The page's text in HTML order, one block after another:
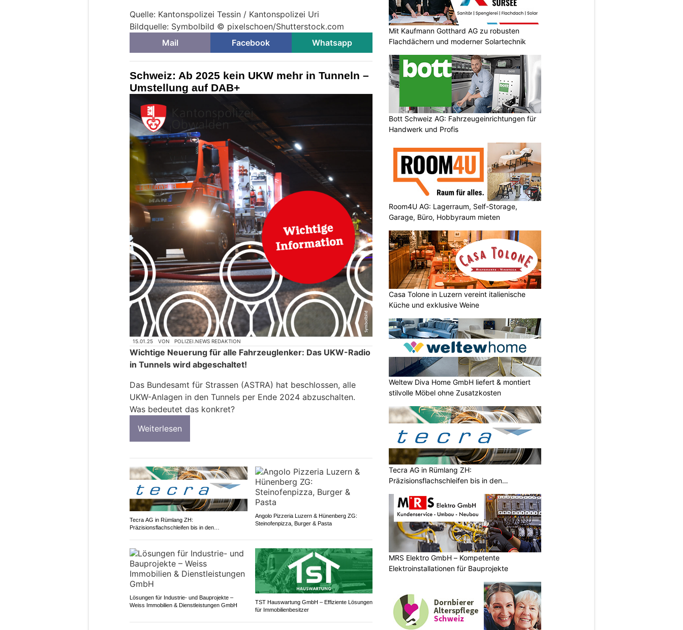
Quelle: Kantonspolizei Tessin / Kantonspolizei Uri
Bildquelle: Symbolbild © pixelschoen/Shutterstock.com
Mail
Facebook Whatsapp
Schweiz: Ab 2025 kein UKW mehr in Tunneln –
Umstellung auf DAB+
15.01.25 VON POLIZEI.NEWS REDAKTION
Wichtige Neuerung für alle Fahrzeuglenker: Das UKW-Radio
in Tunnels wird abgeschaltet!
Das Bundesamt für Strassen (ASTRA) hat beschlossen, alle
UKW-Anlagen in den Tunnels per Ende 2024 abzuschalten.
Was bedeutet das konkret?
Weiterlesen
Tecra AG in Rümlang ZH:
Präzisionsflachschleifen bis in den
Angolo Pizzeria Luzern & Hünenberg ZG:
Steinofenpizza, Burger & Pasta
Lösungen für Industrie- und Bauprojekte –
Weiss Immobilien & Dienstleistungen GmbH
TST Hauswartung GmbH – Effiziente Lösungen
für Immobilienbesitzer
Mit Kaufmann Gotthard AG zu robusten
Flachdächern und moderner Solartechnik
Bott Schweiz AG: Fahrzeugeinrichtungen für
Handwerk und Profis
Room4U AG: Lagerraum, Self-Storage,
Garage, Büro, Hobbyraum mieten
Casa Tolone in Luzern vereint italienische
Küche und exklusive Weine
Weltew Diva Home GmbH liefert & montiert
stilvolle Möbel ohne Zusatzkosten
Tecra AG in Rümlang ZH:
Präzisionsflachschleifen bis in den
MRS Elektro GmbH – Kompetente
Elektroinstallationen für Bauprojekte